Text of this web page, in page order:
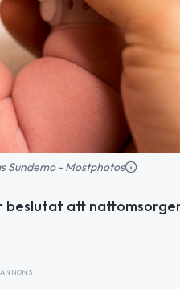
Sundemo - Mostphotos
att
ANNONS